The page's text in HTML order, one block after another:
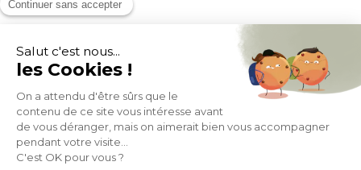
MOYENS DE PAIEMENT